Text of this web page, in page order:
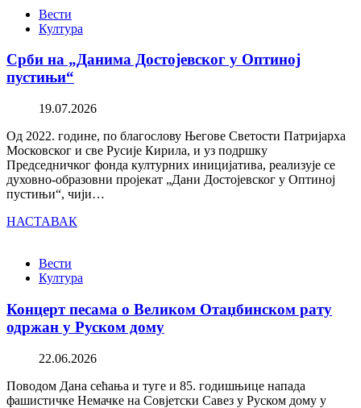
Вести
Култура
Срби на „Данима Достојевског у Оптиној
пустињи“
19.07.2026
Од 2022. године, по благослову Његове Светости Патријарха
Московског и све Русије Кирила, и уз подршку
Председничког фонда културних иницијатива, реализује се
духовно-образовни пројекат „Дани Достојевског у Оптиној
пустињи“, чији…
НАСТАВАК
Вести
Култура
Концерт песама о Великом Отаџбинском рату
одржан у Руском дому
22.06.2026
Поводом Дана сећања и туге и 85. годишњице напада
фашистичке Немачке на Совјетски Савез у Руском дому у